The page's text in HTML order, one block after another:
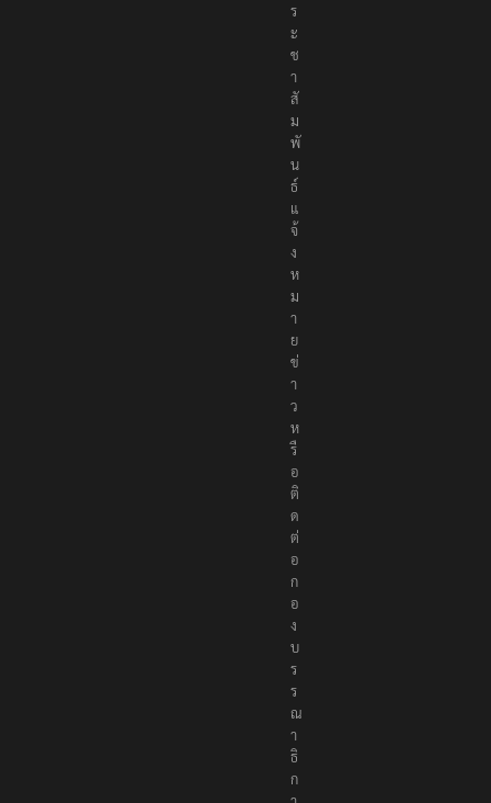
ร
ะ
ช
า
สั
ม
พั
น
ธ์
แ
จ้
ง
ห
ม
า
ย
ข่
า
ว
ห
รื
อ
ติ
ด
ต่
อ
ก
อ
ง
บ
ร
ร
ณ
า
ธิ
ก